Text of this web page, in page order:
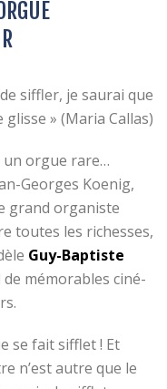
siffler, je saurai que
glisse » (Maria Callas)
un orgue rare…
Georges Koenig,
grand organiste
toutes les richesses,
Guy-Baptiste
mémorables ciné-
se fait sifflet ! Et
n’est autre que le